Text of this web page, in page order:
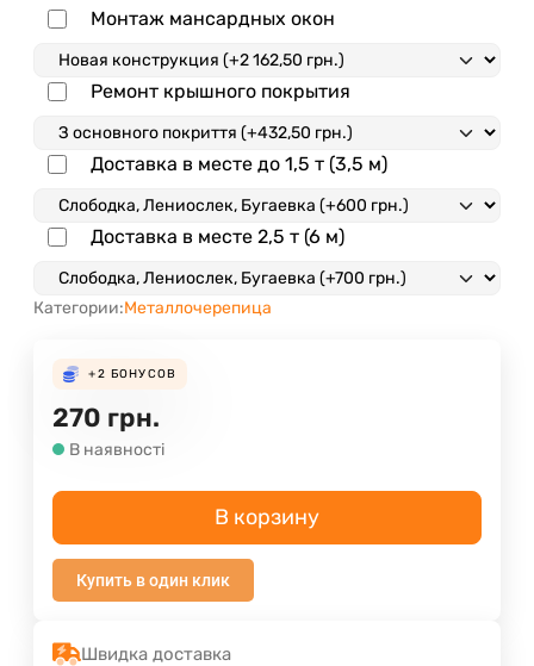
Монтаж мансардных окон
Ремонт крышного покрытия
Доставка в месте до 1,5 т (3,5 м)
Доставка в месте 2,5 т (6 м)
Категории:Металлочерепица
+2 БОНУСОВ
270 грн.
В наявності
В корзину
Купить в один клик
Швидка доставка